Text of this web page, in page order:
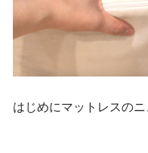
はじめにマットレスの